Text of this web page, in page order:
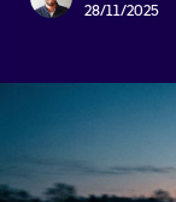
28/11/2025